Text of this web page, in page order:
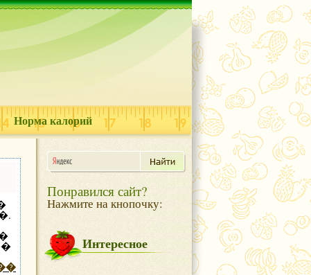
Норма калорий
Понравился сайт?
Нажмите на кнопочку:
Интересное